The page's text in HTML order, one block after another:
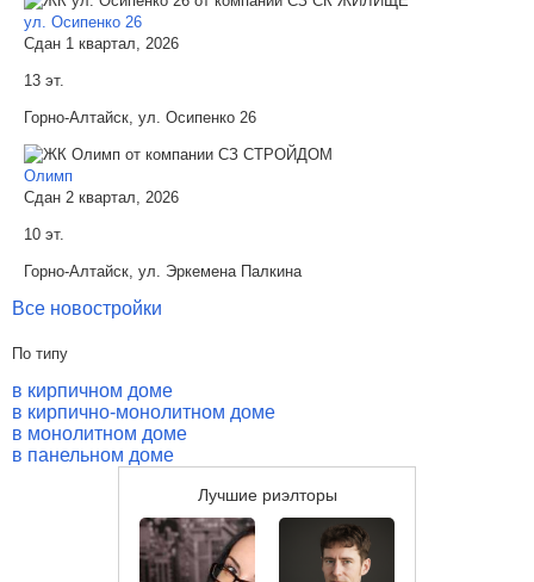
ул. Осипенко 26
Сдан 1 квартал, 2026
13 эт.
Горно-Алтайск, ул. Осипенко 26
Олимп
Сдан 2 квартал, 2026
10 эт.
Горно-Алтайск, ул. Эркемена Палкина
Все новостройки
По типу
в кирпичном доме
в кирпично-монолитном доме
в монолитном доме
в панельном доме
Лучшие риэлторы